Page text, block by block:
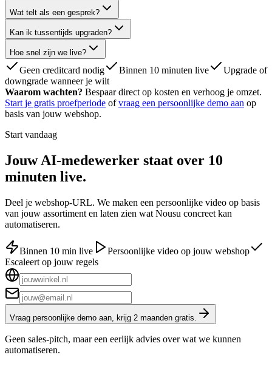
Wat telt als een gesprek?
Kan ik tussentijds upgraden?
Hoe snel zijn we live?
Geen creditcard nodig Binnen 10 minuten live
Upgrade of
downgrade wanneer je wilt
Waarom wachten? Bespaar direct op kosten en verhoog je omzet.
Start je gratis proefperiode of vraag een persoonlijke demo aan op
basis van jouw webshop.
Start vandaag
Jouw AI-medewerker staat over 10
minuten live.
Deel je webshop-URL. We maken een persoonlijke video op basis
van jouw assortiment en laten zien wat Nousu concreet kan
automatiseren.
Binnen 10 min live
Persoonlijke video op jouw webshop
Escaleert op jouw regels
Vraag persoonlijke demo aan, krijg 2 maanden gratis.
Geen sales-pitch, maar een eerlijk advies over wat we kunnen
automatiseren.